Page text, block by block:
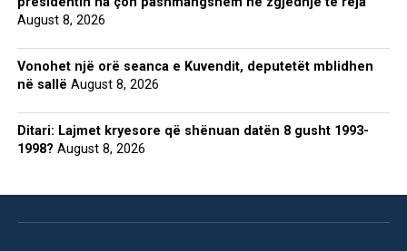
August 8, 2026
Vonohet një orë seanca e Kuvendit, deputetët mblidhen
në sallë August 8, 2026
Ditari: Lajmet kryesore që shënuan datën 8 gusht 1993-
1998? August 8, 2026